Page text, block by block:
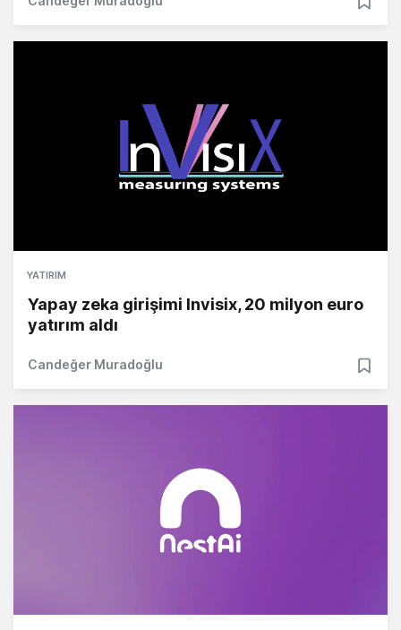
YATIRIM
Yapay zeka girişimi Invisix, 20 milyon euro
yatırım aldı
Candeğer Muradoğlu